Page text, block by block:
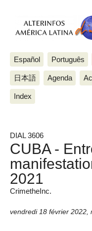
Español Português
日本語 Agenda
Index
DIAL 3606
CUBA -
2021
CrimetheInc.
vendredi 18 février 2022